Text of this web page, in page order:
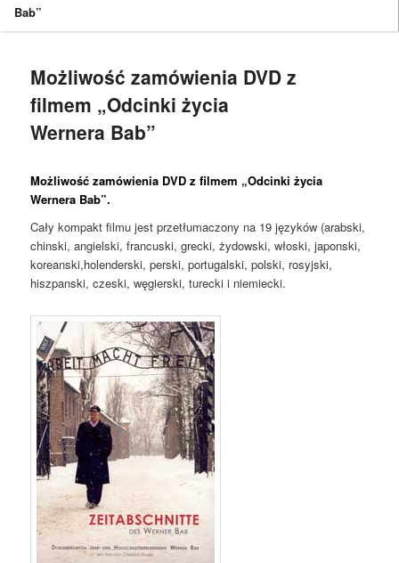
Bab”
Możliwość zamówienia DVD z
filmem „Odcinki życia
Wernera Bab”
Możliwość zamówienia DVD z filmem „Odcinki życia
Wernera Bab”.
Cały kompakt filmu jest przetłumaczony na 19 języków (arabski,
chinski, angielski, francuski, grecki, żydowski, włoski, japonski,
koreanski,holenderski, perski, portugalski, polski, rosyjski,
hiszpanski, czeski, węgierski, turecki i niemiecki.